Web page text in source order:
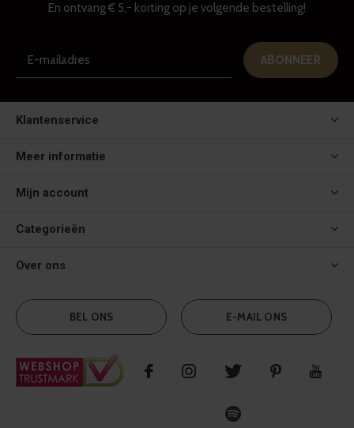
En ontvang € 5,- korting op je volgende bestelling!
ABONNEER
Klantenservice
Meer informatie
Mijn account
Categorieën
Over ons
BEL ONS E-MAIL ONS